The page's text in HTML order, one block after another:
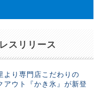
スリリース
より専門店こだわりの
アウト『かき氷』が新登